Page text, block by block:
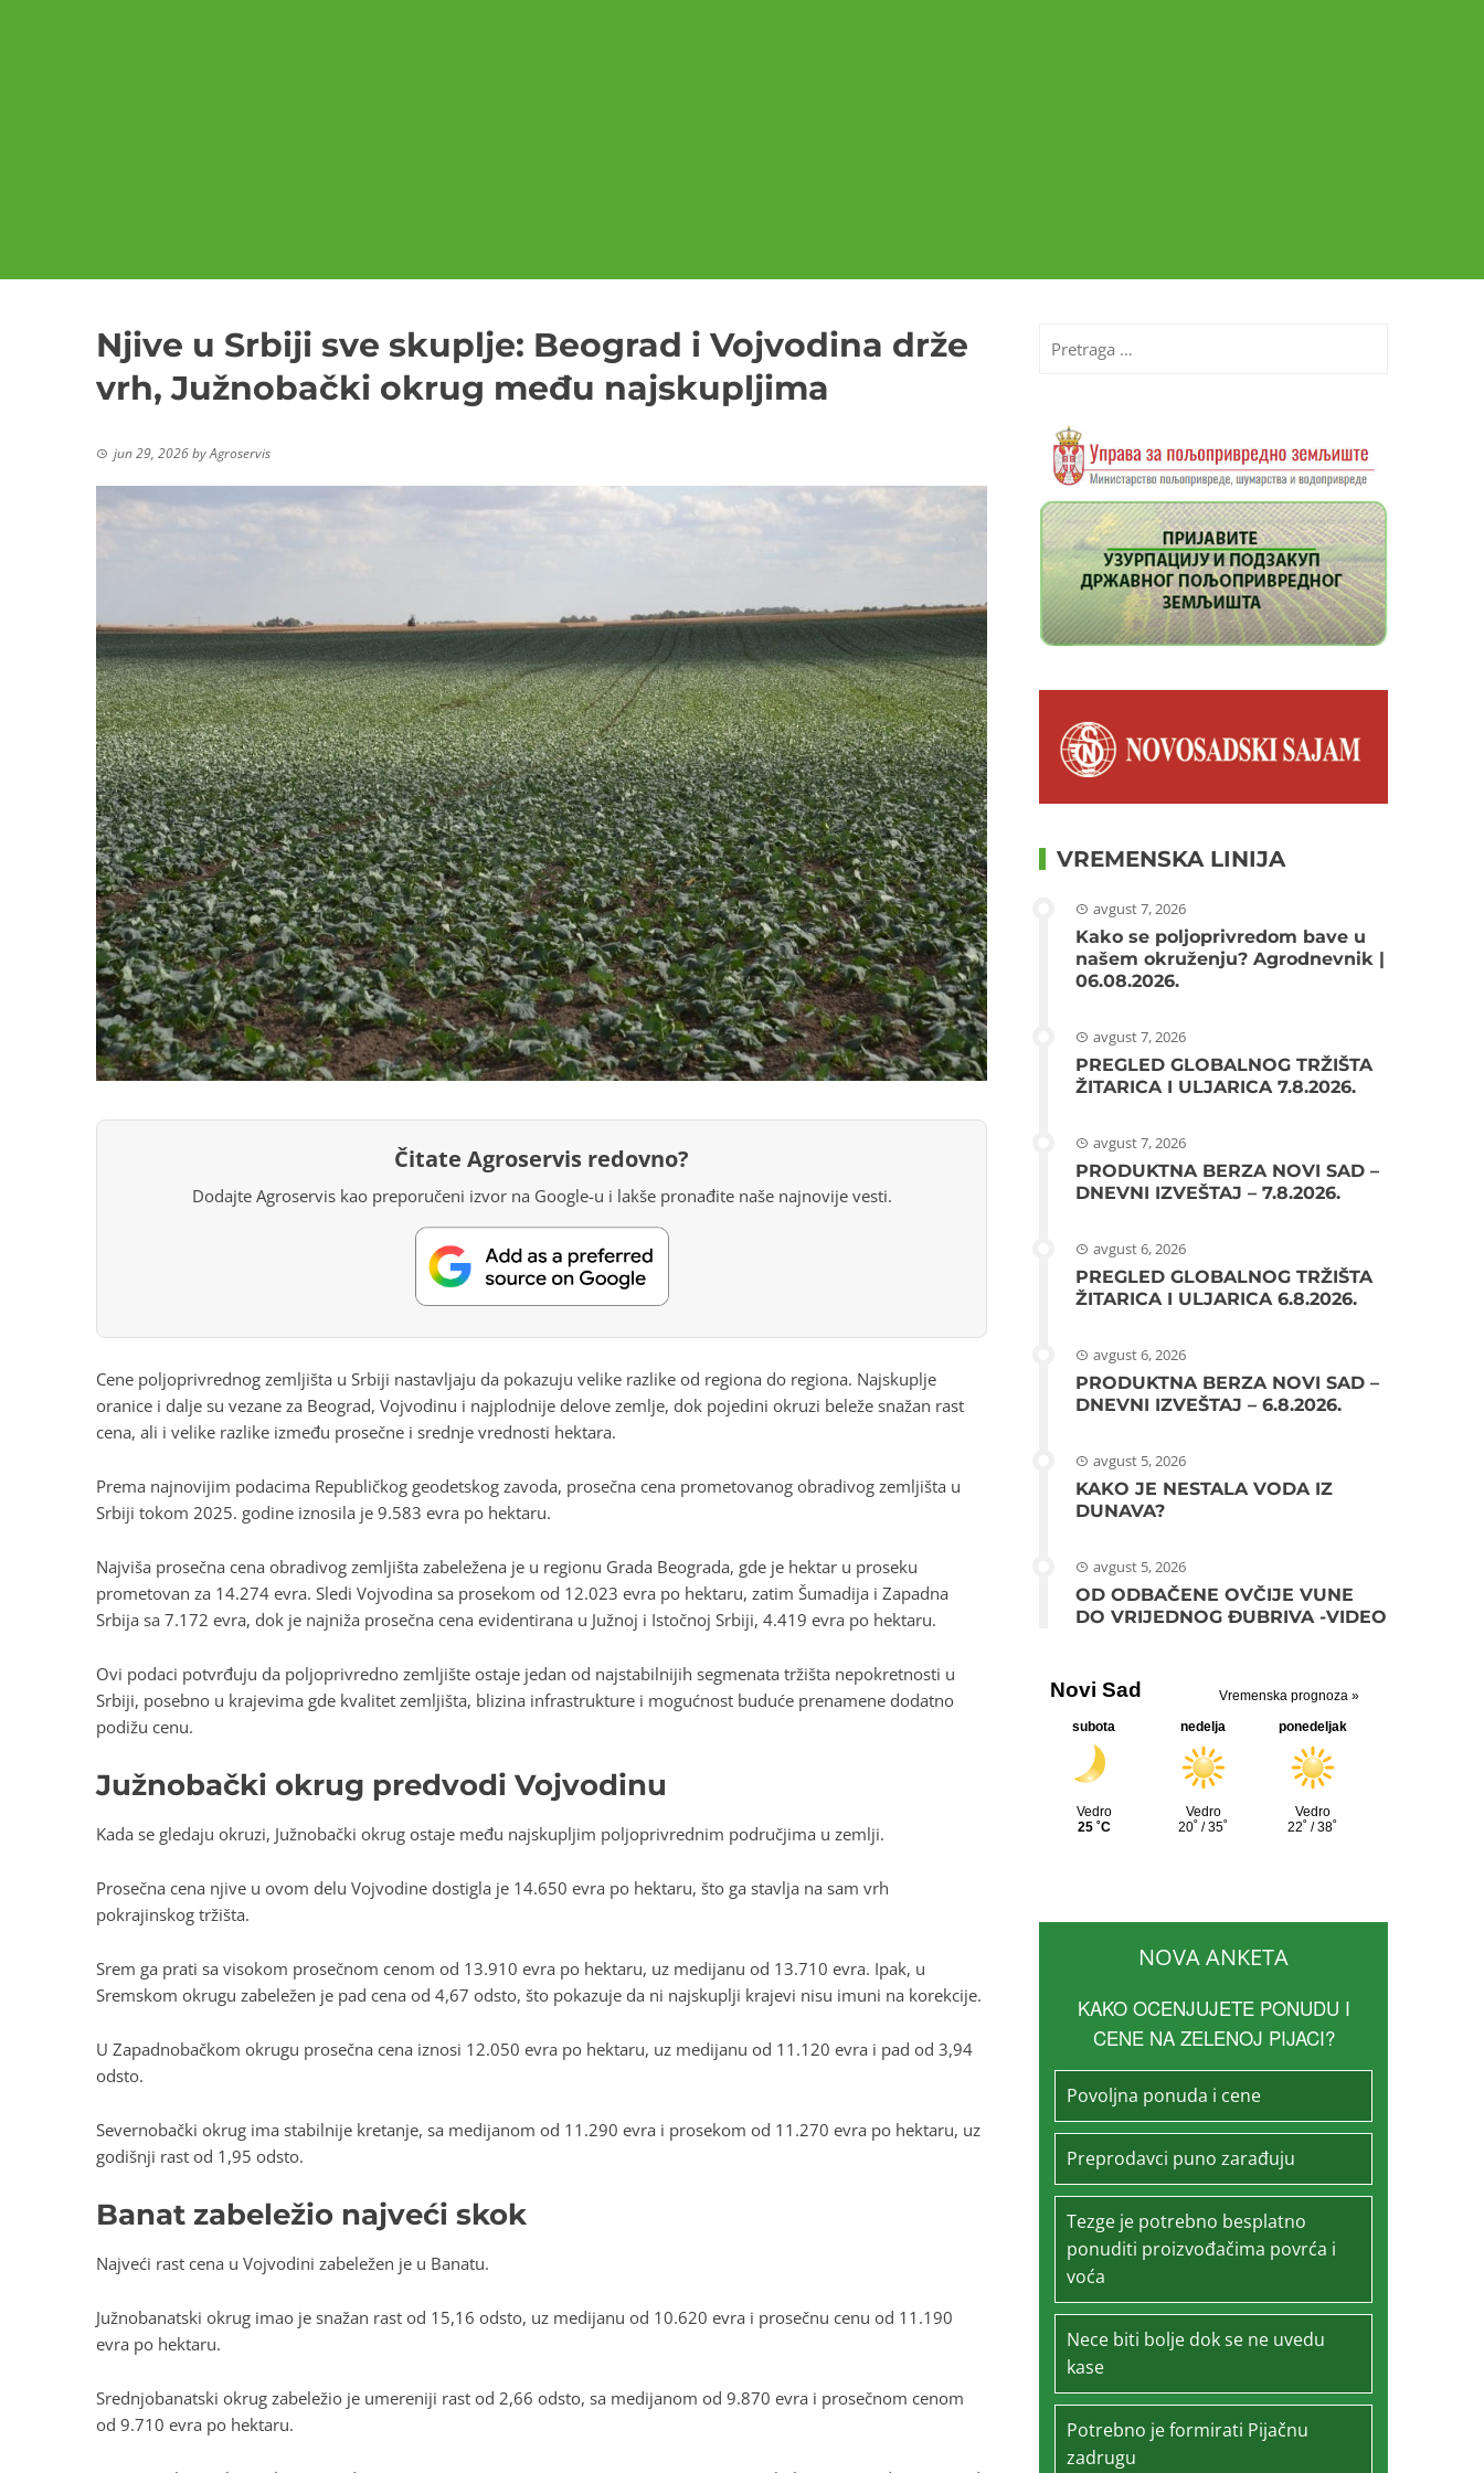
Njive u Srbiji sve skuplje: Beograd i Vojvodina drže
vrh, Južnobački okrug među najskupljima
jun 29, 2026byAgroservis
Čitate Agroservis redovno?
Dodajte Agroservis kao preporučeni izvor na Google-u i lakše pronađite naše najnovije vesti.
Cene poljoprivrednog zemljišta u Srbiji nastavljaju da pokazuju velike razlike od regiona do regiona. Najskuplje
oranice i dalje su vezane za Beograd, Vojvodinu i najplodnije delove zemlje, dok pojedini okruzi beleže snažan rast
cena, ali i velike razlike između prosečne i srednje vrednosti hektara.
Prema najnovijim podacima Republičkog geodetskog zavoda, prosečna cena prometovanog obradivog zemljišta u
Srbiji tokom 2025. godine iznosila je 9.583 evra po hektaru.
Najviša prosečna cena obradivog zemljišta zabeležena je u regionu Grada Beograda, gde je hektar u proseku
prometovan za 14.274 evra. Sledi Vojvodina sa prosekom od 12.023 evra po hektaru, zatim Šumadija i Zapadna
Srbija sa 7.172 evra, dok je najniža prosečna cena evidentirana u Južnoj i Istočnoj Srbiji, 4.419 evra po hektaru.
Ovi podaci potvrđuju da poljoprivredno zemljište ostaje jedan od najstabilnijih segmenata tržišta nepokretnosti u
Srbiji, posebno u krajevima gde kvalitet zemljišta, blizina infrastrukture i mogućnost buduće prenamene dodatno
podižu cenu.
Južnobački okrug predvodi Vojvodinu
Kada se gledaju okruzi, Južnobački okrug ostaje među najskupljim poljoprivrednim područjima u zemlji.
Prosečna cena njive u ovom delu Vojvodine dostigla je 14.650 evra po hektaru, što ga stavlja na sam vrh
pokrajinskog tržišta.
Srem ga prati sa visokom prosečnom cenom od 13.910 evra po hektaru, uz medijanu od 13.710 evra. Ipak, u
Sremskom okrugu zabeležen je pad cena od 4,67 odsto, što pokazuje da ni najskuplji krajevi nisu imuni na korekcije.
U Zapadnobačkom okrugu prosečna cena iznosi 12.050 evra po hektaru, uz medijanu od 11.120 evra i pad od 3,94
odsto.
Severnobački okrug ima stabilnije kretanje, sa medijanom od 11.290 evra i prosekom od 11.270 evra po hektaru, uz
godišnji rast od 1,95 odsto.
Banat zabeležio najveći skok
Najveći rast cena u Vojvodini zabeležen je u Banatu.
Južnobanatski okrug imao je snažan rast od 15,16 odsto, uz medijanu od 10.620 evra i prosečnu cenu od 11.190
evra po hektaru.
Srednjobanatski okrug zabeležio je umereniji rast od 2,66 odsto, sa medijanom od 9.870 evra i prosečnom cenom
od 9.710 evra po hektaru.
za:
VREMENSKA LINIJA
avgust 7, 2026
Kako se poljoprivredom bave u
našem okruženju? Agrodnevnik |
06.08.2026.
avgust 7, 2026
PREGLED GLOBALNOG TRŽIŠTA
ŽITARICA I ULJARICA 7.8.2026.
avgust 7, 2026
PRODUKTNA BERZA NOVI SAD –
DNEVNI IZVEŠTAJ – 7.8.2026.
avgust 6, 2026
PREGLED GLOBALNOG TRŽIŠTA
ŽITARICA I ULJARICA 6.8.2026.
avgust 6, 2026
PRODUKTNA BERZA NOVI SAD –
DNEVNI IZVEŠTAJ – 6.8.2026.
avgust 5, 2026
KAKO JE NESTALA VODA IZ
DUNAVA?
avgust 5, 2026
OD ODBAČENE OVČIJE VUNE
DO VRIJEDNOG ĐUBRIVA -VIDEO
NOVA ANKETA
KAKO OCENJUJETE PONUDU I
CENE NA ZELENOJ PIJACI?
Povoljna ponuda i cene
Preprodavci puno zarađuju
Tezge je potrebno besplatno
ponuditi proizvođačima povrća i
voća
Nece biti bolje dok se ne uvedu
kase
Potrebno je formirati Pijačnu
zadrugu